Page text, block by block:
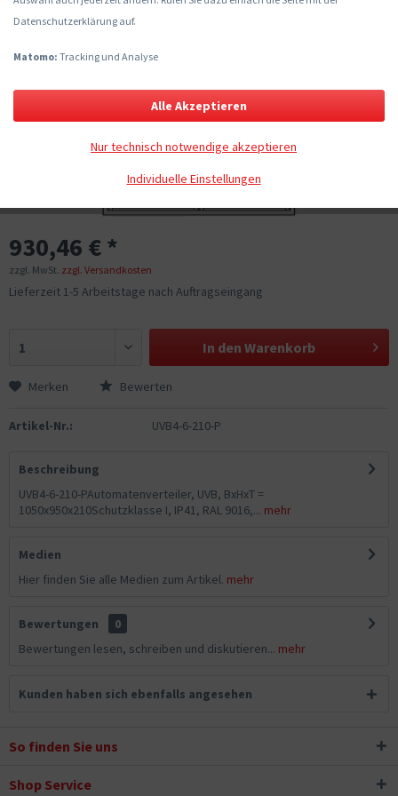
930,46 € *
zzgl. MwSt. zzgl. Versandkosten
Lieferzeit 1-5 Arbeitstage nach Auftragseingang
In den Warenkorb
Merken Bewerten
Artikel-Nr.: UVB4-6-210-P
Beschreibung
UVB4-6-210-PAutomatenverteiler, UVB, BxHxT =
1050x950x210Schutzklasse I, IP41, RAL 9016,... mehr
Medien
Hier finden Sie alle Medien zum Artikel. mehr
Bewertungen
0
Bewertungen lesen, schreiben und diskutieren... mehr
Kunden haben sich ebenfalls angesehen
So finden Sie uns
Shop Service
Datenschutzerklärung auf.
Matomo: Tracking und Analyse
Individuelle Einstellungen
Nur technisch notwendige akzeptieren
Alle Akzeptieren